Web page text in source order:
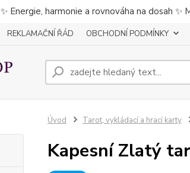
✨ Energie, harmonie a rovnováha na dosah
REKLAMAČNÍ ŘÁD OBCHODNÍ PODMÍNKY
Úvod Tarot, vykládací a hrací karty
Kapesní Zlatý